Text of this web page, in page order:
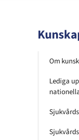
Om
Lediga